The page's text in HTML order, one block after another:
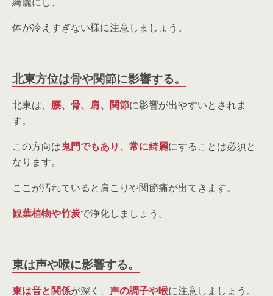
体が冷えすぎない様に注意しましょう。
北東方位は骨や関節に影響する。
北東は、 腰、骨、肩、関節に影響が出やすいとされま
す。
この方向は鬼門でもあり、常に綺麗にすることは必須と
なります。
ここが汚れていると肩こりや関節痛が出てきます。
観葉植物や竹炭で浄化しましょう。
東は声や喉に影響する。
東は音と関係が深く、 声の調子や喉に注意しましょう。